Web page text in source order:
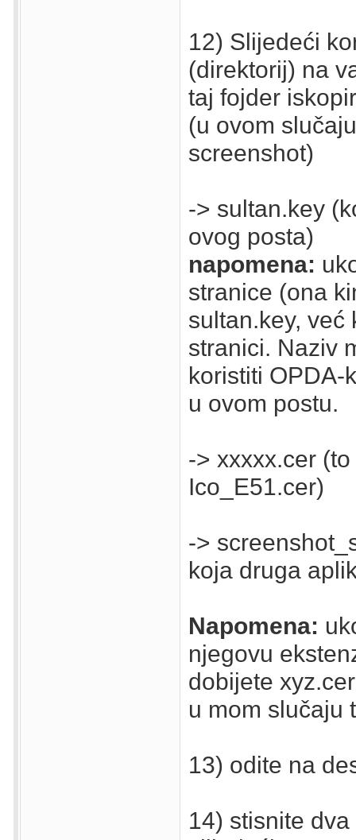
12) Slijedeći
(direktorij) na
taj fojder
(u ovom
screenshot)
-> sultan.key
ovog posta)
napomena:
stranice (ona
sultan.key, već
stranici. Naziv
koristiti OPDA-
u ovom postu.
-> xxxxx.cer
Ico_E51.cer)
->
koja druga
Napomena:
njegovu
dobijete xyz.cer
u mom slučaju
13) odite na
14) stisnite